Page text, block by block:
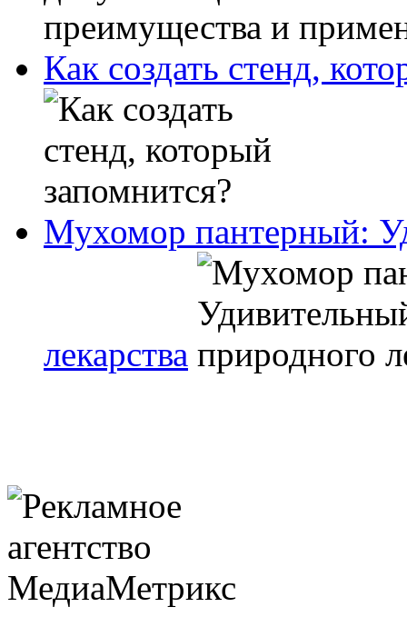
Как создать стенд,
Мухомор пантерный:
лекарства